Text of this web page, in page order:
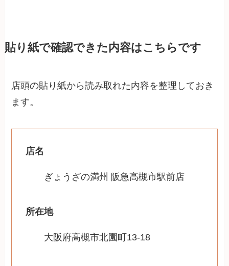
貼り紙で確認できた内容はこちらです
店頭の貼り紙から読み取れた内容を整理しておき
ます。
店名
ぎょうざの満州 阪急高槻市駅前店
所在地
大阪府高槻市北園町13-18